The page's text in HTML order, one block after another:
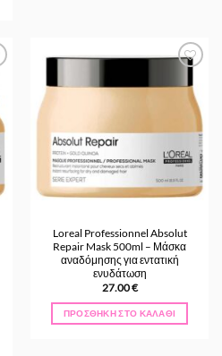
στα
Αγαπημένα
Loreal Professionnel Absolut
Repair Mask 500ml – Μάσκα
αναδόμησης για εντατική
ενυδάτωση
27.00€
ΠΡΟΣΘΉΚΗ ΣΤΟ ΚΑΛΆΘΙ